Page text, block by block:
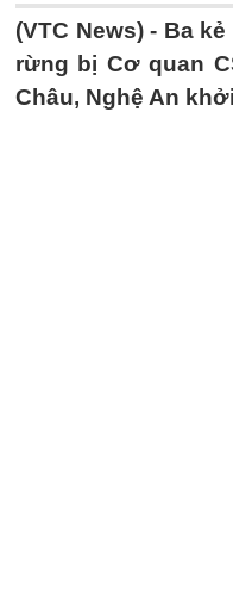
(VTC News) - Ba
rừng bị Cơ quan
Châu, Nghệ An